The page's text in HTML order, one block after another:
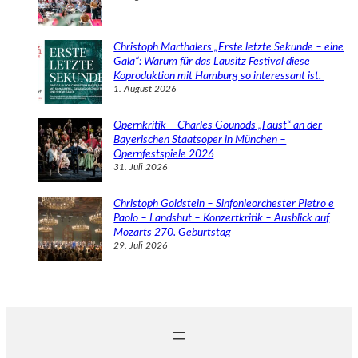
Christoph Marthalers „Erste letzte Sekunde – eine
Gala“: Warum für das Lausitz Festival diese
Koproduktion mit Hamburg so interessant ist.
1. August 2026
Opernkritik – Charles Gounods „Faust“ an der
Bayerischen Staatsoper in München –
Opernfestspiele 2026
31. Juli 2026
Christoph Goldstein – Sinfonieorchester Pietro e
Paolo – Landshut – Konzertkritik – Ausblick auf
Mozarts 270. Geburtstag
29. Juli 2026